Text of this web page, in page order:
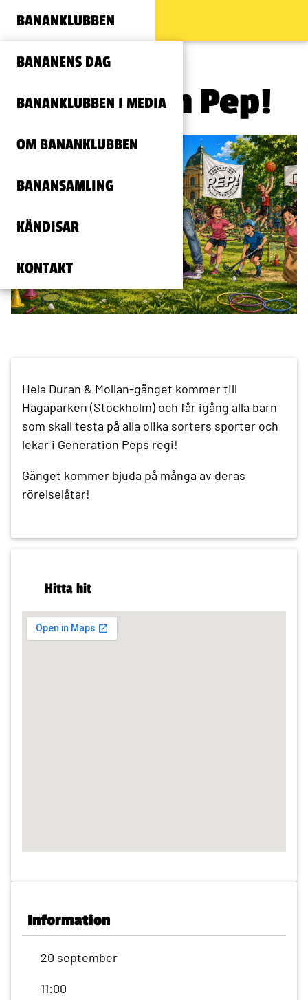
BANANKLUBBEN
BANANENS DAG
BANANKLUBBEN I MEDIA
OM BANANKLUBBEN
BANANSAMLING
KÄNDISAR
KONTAKT
Generation Pep!
Hela Duran & Mollan-gänget kommer till
Hagaparken (Stockholm) och får igång alla barn
som skall testa på alla olika sorters sporter och
lekar i Generation Peps regi!
Gänget kommer bjuda på många av deras
rörelselåtar!
Hitta hit
Information
20 september
11:00